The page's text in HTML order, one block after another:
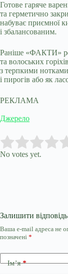
Готове гаряче
та герметично
набуває приємної
і збалансованим.
Раніше «ФАКТИ»
та волоських
з терпкими нотками
і пирогів або як
РЕКЛАМА
Джерело
Rate this item:
No votes yet.
Залишити відповідь
Ваша e-mail адреса не
позначені *
Ім’я*